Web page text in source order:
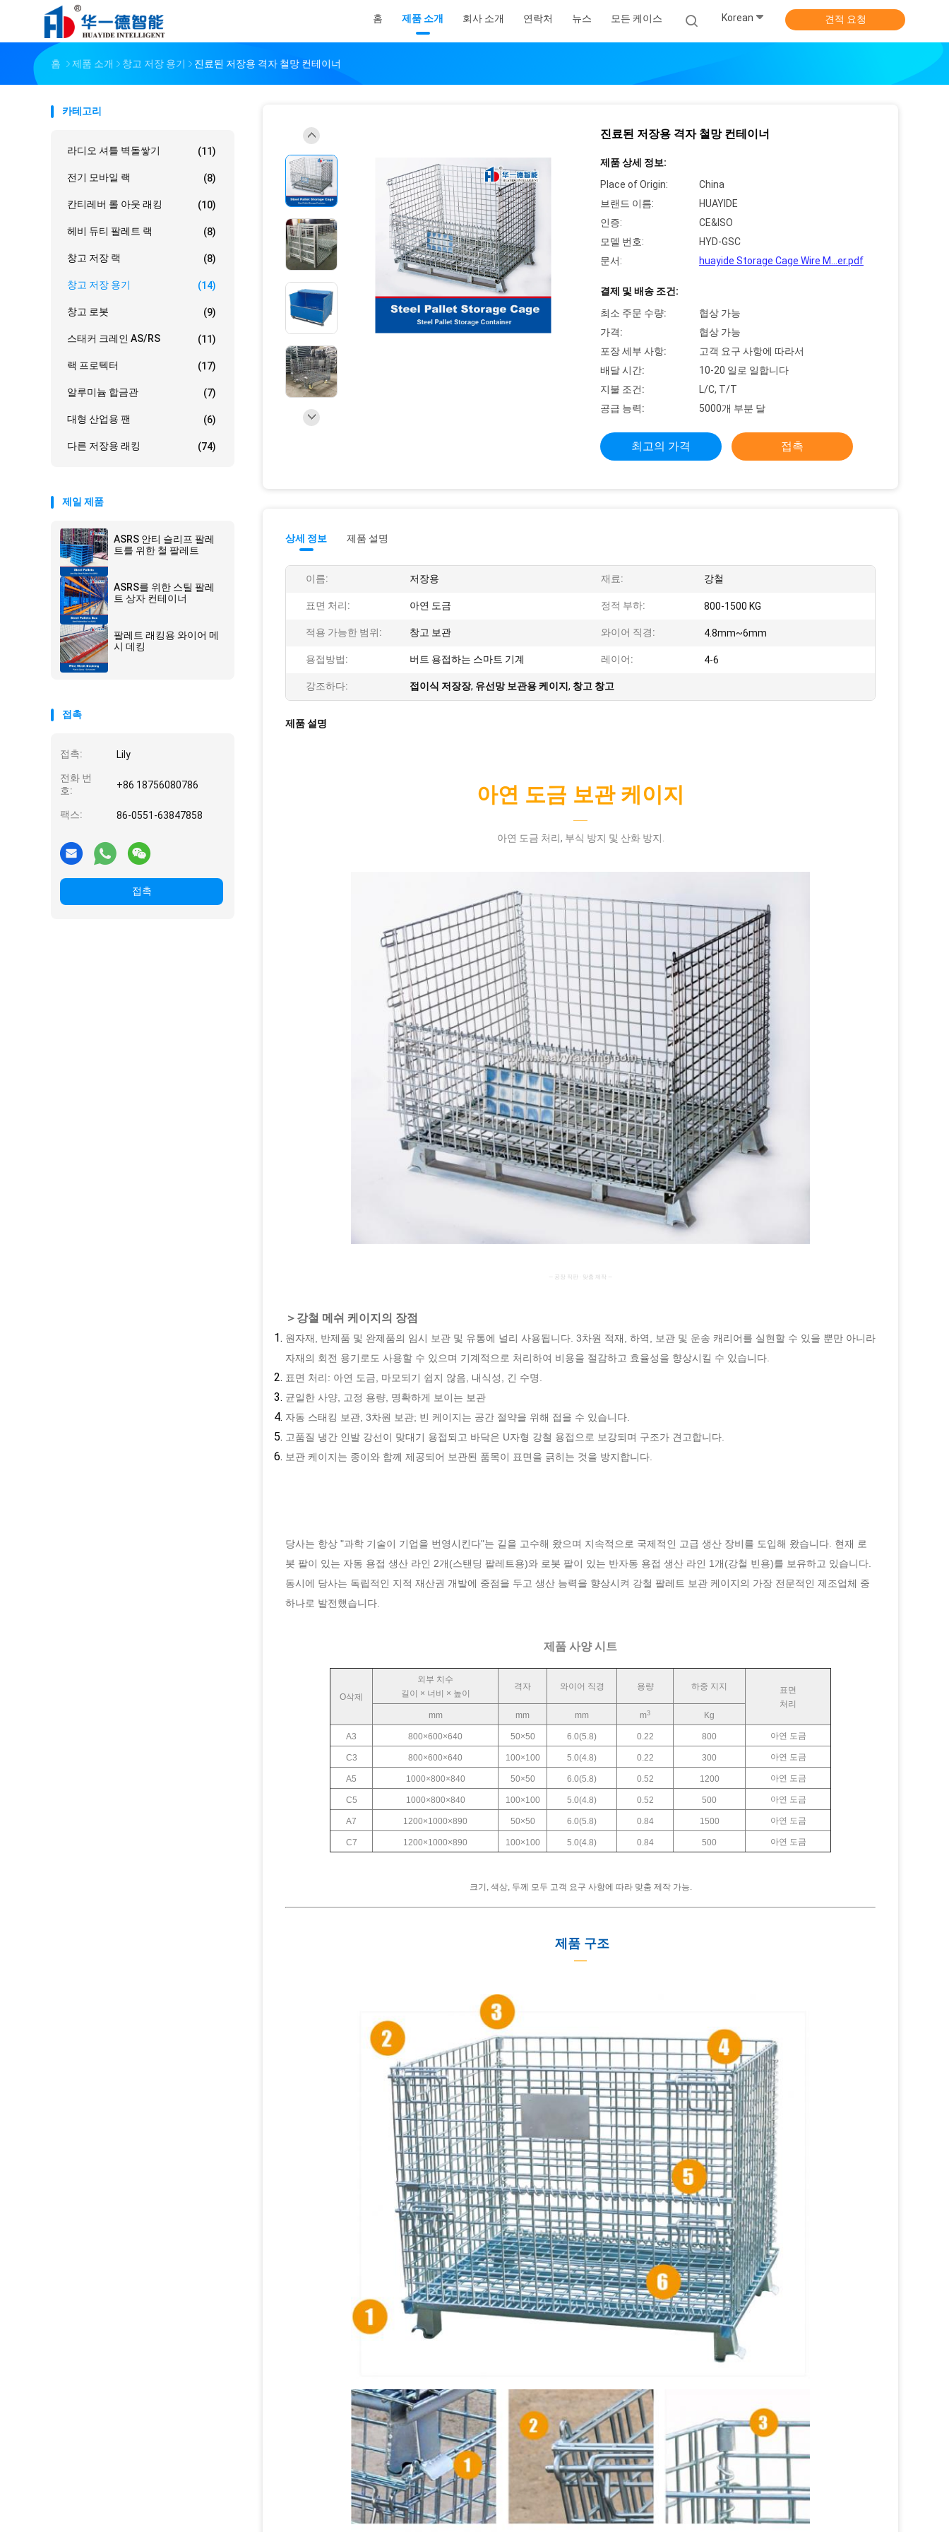
홈 제품 소개 회사 소개 연락처 뉴스 모든 케이스 Korean 견적 요청
홈 제품 소개 창고 저장 용기 진료된 저장용 격자 철망 컨테이너
카테고리
라디오 셔틀 벽돌쌓기 (11)
전기 모바일 랙 (8)
칸티레버 롤 아웃 래킹 (10)
헤비 듀티 팔레트 랙 (8)
창고 저장 랙 (8)
창고 저장 용기 (14)
창고 로봇 (9)
스태커 크레인 AS/RS (11)
랙 프로텍터 (17)
알루미늄 합금관 (7)
대형 산업용 팬 (6)
다른 저장용 래킹 (74)
제일 제품
ASRS 안티 슬리프 팔레
트를 위한 철 팔레트
ASRS를 위한 스틸 팔레
트 상자 컨테이너
팔레트 래킹용 와이어 메
시 데킹
접촉
접촉: Lily
전화 번
호:
+86 18756080786
팩스: 86-0551-63847858
접촉
진료된 저장용 격자 철망 컨테이너
제품 상세 정보:
Place of Origin:
China
브랜드 이름:
HUAYIDE
인증:
CE&ISO
모델 번호:
HYD-GSC
문서:
huayide Storage Cage Wire M...er.pdf
결제 및 배송 조건:
최소 주문 수량:
협상 가능
가격:
협상 가능
포장 세부 사항:
고객 요구 사항에 따라서
배달 시간:
10-20 일로 일합니다
지불 조건:
L/C, T/T
공급 능력:
5000개 부분 달
최고의 가격 접촉
상세 정보 제품 설명
이름: 저장용 재료: 강철
표면 처리: 아연 도금 정적 부하: 800-1500 KG
적용 가능한 범위: 창고 보관 와이어 직경: 4.8mm~6mm
용접방법: 버트 용접하는 스마트 기계 레이어: 4-6
강조하다: 접이식 저장장, 유선망 보관용 케이지 , 창고 창고
제품 설명
아연 도금 보관 케이지
——
아연 도금 처리, 부식 방지 및 산화 방지.
— 공장 직판 · 맞춤 제작 —
＞강철 메쉬 케이지의 장점
원자재, 반제품 및 완제품의 임시 보관 및 유통에 널리 사용됩니다. 3차원 적재, 하역, 보관 및 운송 캐리어를 실현할 수 있을 뿐만 아니라
자재의 회전 용기로도 사용할 수 있으며 기계적으로 처리하여 비용을 절감하고 효율성을 향상시킬 수 있습니다.
표면 처리: 아연 도금, 마모되기 쉽지 않음, 내식성, 긴 수명.
균일한 사양, 고정 용량, 명확하게 보이는 보관
자동 스태킹 보관, 3차원 보관; 빈 케이지는 공간 절약을 위해 접을 수 있습니다.
고품질 냉간 인발 강선이 맞대기 용접되고 바닥은 U자형 강철 용접으로 보강되며 구조가 견고합니다.
보관 케이지는 종이와 함께 제공되어 보관된 품목이 표면을 긁히는 것을 방지합니다.
당사는 항상 "과학 기술이 기업을 번영시킨다"는 길을 고수해 왔으며 지속적으로 국제적인 고급 생산 장비를 도입해 왔습니다. 현재 로
봇 팔이 있는 자동 용접 생산 라인 2개(스탠딩 팔레트용)와 로봇 팔이 있는 반자동 용접 생산 라인 1개(강철 빈용)를 보유하고 있습니다.
동시에 당사는 독립적인 지적 재산권 개발에 중점을 두고 생산 능력을 향상시켜 강철 팔레트 보관 케이지의 가장 전문적인 제조업체 중
하나로 발전했습니다.
제품 사양 시트
O삭제
외부 치수
길이 × 너비 × 높이
격자 와이어 직경 용량 하중 지지
표면
처리
mm
mm mm m3 Kg
A3 800×600×640 50×50 6.0(5.8) 0.22 800 아연 도금
C3 800×600×640 100×100 5.0(4.8) 0.22 300 아연 도금
A5 1000×800×840 50×50 6.0(5.8) 0.52 1200 아연 도금
C5 1000×800×840 100×100 5.0(4.8) 0.52 500 아연 도금
A7 1200×1000×890 50×50 6.0(5.8) 0.84 1500 아연 도금
C7 1200×1000×890 100×100 5.0(4.8) 0.84 500 아연 도금
크기, 색상, 두께 모두 고객 요구 사항에 따라 맞춤 제작 가능.
제품 구조
—